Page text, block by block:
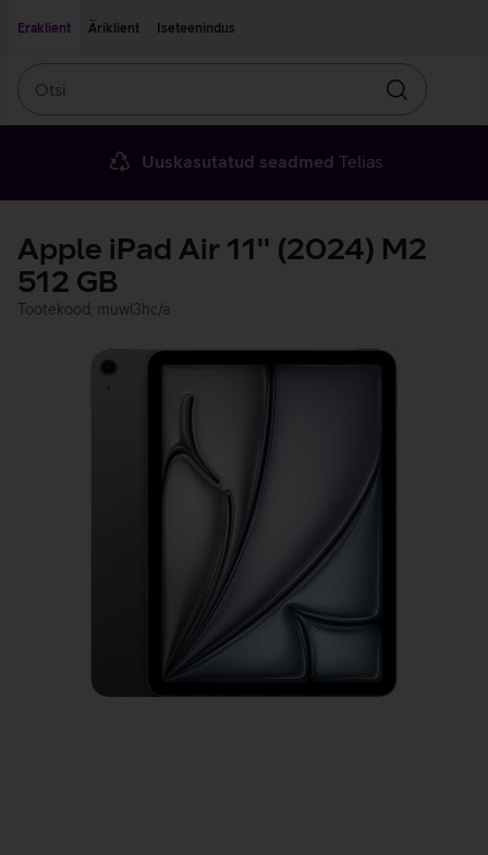
Eraklient
Äriklient Iseteenindus
Otsin
Uuskasutatud seadmed Telias
Apple iPad Air 11'' (2024) M2
512 GB
Tootekood: muwl3hc/a